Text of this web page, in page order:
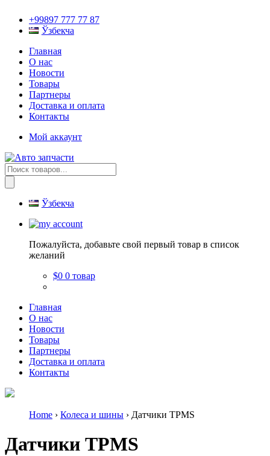
+99897 777 77 87
Ўзбекча
Главная
О нас
Новости
Товары
Партнеры
Доставка и оплата
Контакты
Мой аккаунт
Поиск
товаров
Ўзбекча
Пожалуйста, добавьте свой первый товар в список
желаний
$0 0 товар
Главная
О нас
Новости
Товары
Партнеры
Доставка и оплата
Контакты
Home › Колеса и шины › Датчики TPMS
Датчики TPMS